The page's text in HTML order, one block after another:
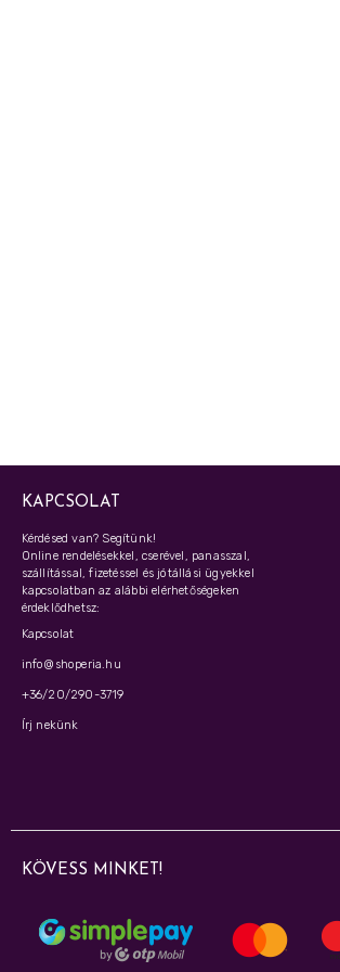
KAPCSOLAT
Kérdésed van? Segítünk!
Online rendelésekkel, cserével, panasszal,
szállítással, fizetéssel és jótállási ügyekkel
kapcsolatban az alábbi elérhetőségeken
érdeklődhetsz:
Kapcsolat
info@shoperia.hu
+36/20/290-3719
Írj nekünk
KÖVESS MINKET!